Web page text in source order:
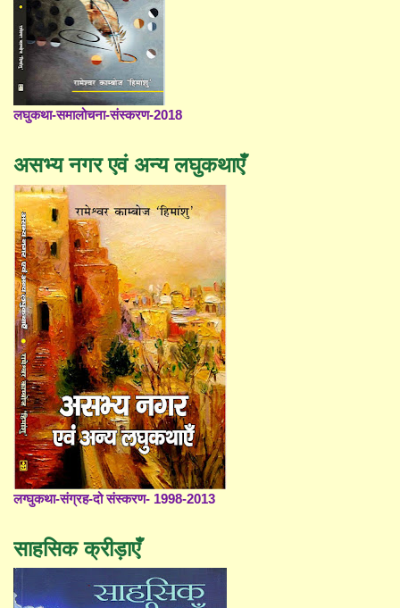
लघुकथा-समालोचना-संस्करण-2018
असभ्य नगर एवं अन्य लघुकथाएँ
लग्घुकथा-संग्रह-दो संस्करण- 1998-2013
साहसिक क्रीड़ाएँ